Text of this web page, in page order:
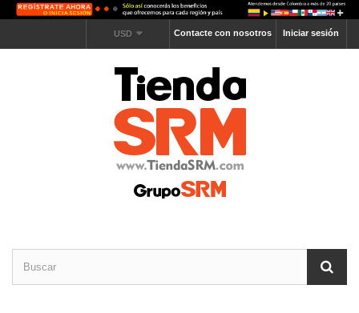
Iniciar sesión
Contacte con nosotros
USD